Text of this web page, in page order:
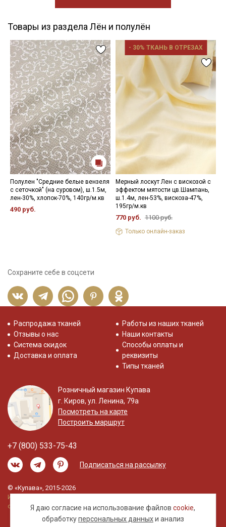
Товары из раздела Лён и полулён
Полулен "Средние белые вензеля
с сеточкой" (на суровом), ш.1.5м,
лен-30%, хлопок-70%, 140гр/м.кв
490 руб.
- 30% ТКАНЬ В ОТРЕЗАХ
Мерный лоскут Лен с вискозой с
эффектом мятости цв.Шампань,
ш.1.4м, лен-53%, вискоза-47%,
195гр/м.кв
770 руб. 1100 руб.
Только онлайн-заказ
Сохраните себе в соцсети
Я даю согласие на использование файловcookie,
обработкуперсональных данныхи анализ
Распродажа тканей
Отзывы о нас
Система скидок
Доставка и оплата
Работы из наших тканей
Наши контакты
Способы оплаты и
реквизиты
Типы тканей
Розничный магазин Купава
г. Киров, ул. Ленина, 79а
Посмотреть на карте
Построить маршрут
+7 (800) 533-75-43
Подписаться на рассылку
© «Купава», 2015-2026
Информация на сайте не является публичной
офертой.